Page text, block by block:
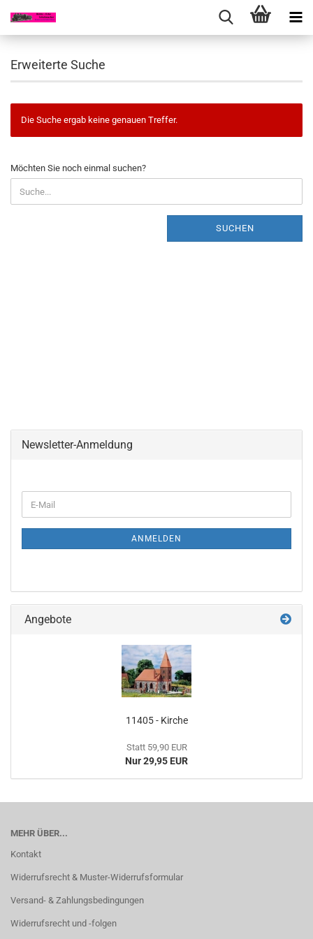
Erweiterte Suche
Die Suche ergab keine genauen Treffer.
MÖCHTEN
SIE
NOCH
EINMAL
Möchten Sie noch einmal suchen?
SUCHEN
Newsletter-Anmeldung
ZUR
E-
Mail
ANMELDEN
Angebote
11405 - Kirche
Statt 59,90 EUR
Nur 29,95 EUR
MEHR ÜBER...
Kontakt
Widerrufsrecht & Muster-Widerrufsformular
Versand- & Zahlungsbedingungen
Widerrufsrecht und -folgen